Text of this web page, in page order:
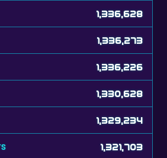
1,336,273
1,336,226
1,330,628
1,329,234
1,321,703
1,320,158